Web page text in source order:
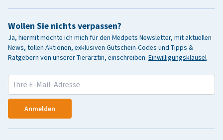
Wollen Sie nichts verpassen?
Ja, hiermit möchte ich mich für den Medpets Newsletter, mit aktuellen
News, tollen Aktionen, exklusiven Gutschein-Codes und Tipps &
Ratgebern von unserer Tierärztin, einschreiben. Einwilligungsklausel
Anmelden